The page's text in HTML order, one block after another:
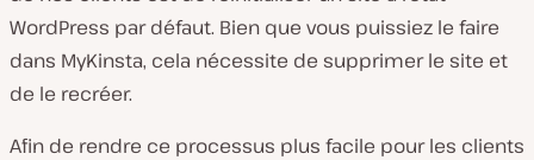
WordPress par défaut. Bien que vous puissiez le faire
dans MyKinsta, cela nécessite de supprimer le site et
de le recréer.
Afin de rendre ce processus plus facile pour les clients